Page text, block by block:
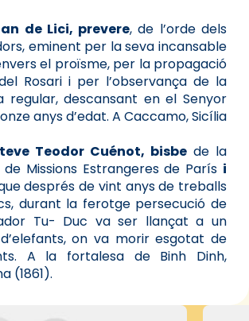
de Lici, prevere, de l’orde dels
eminent per la seva incansable
el proïsme, per la propagació
Rosari i per l’observança de la
regular, descansant en el Senyor
anys d’edat. A Caccamo, Sicília
Teodor Cuénot, bisbe de la
Missions Estrangeres de París i
després de vint anys de treballs
durant la ferotge persecució de
Tu- Duc va ser llançat a un
on va morir esgotat de
A la fortalesa de Binh Dinh,
(1861).